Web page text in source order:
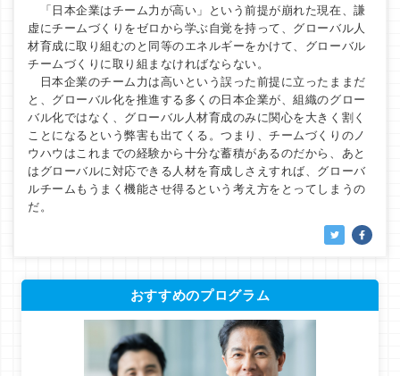
「日本企業はチーム力が高い」という前提が崩れた現在、謙
虚にチームづくりをゼロから学ぶ自覚を持って、グローバル人
材育成に取り組むのと同等のエネルギーをかけて、グローバル
チームづくりに取り組まなければならない。
日本企業のチーム力は高いという誤った前提に立ったままだ
と、グローバル化を推進する多くの日本企業が、組織のグロー
バル化ではなく、グローバル人材育成のみに関心を大きく割く
ことになるという弊害も出てくる。つまり、チームづくりのノ
ウハウはこれまでの経験から十分な蓄積があるのだから、あと
はグローバルに対応できる人材を育成しさえすれば、グローバ
ルチームもうまく機能させ得るという考え方をとってしまうの
だ。
おすすめのプログラム